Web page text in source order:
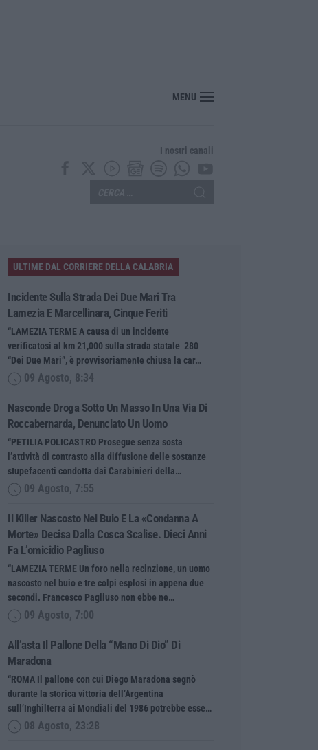
MENU
I nostri canali
ULTIME DAL CORRIERE DELLA CALABRIA
Incidente Sulla Strada Dei Due Mari Tra
Lamezia E Marcellinara, Cinque Feriti
“LAMEZIA TERME A causa di un incidente
verificatosi al km 21,000 sulla strada statale 280
“Dei Due Mari”, è provvisoriamente chiusa la car…
09 Agosto, 8:34
Nasconde Droga Sotto Un Masso In Una Via Di
Roccabernarda, Denunciato Un Uomo
“PETILIA POLICASTRO Prosegue senza sosta
l’attività di contrasto alla diffusione delle sostanze
stupefacenti condotta dai Carabinieri della…
09 Agosto, 7:55
Il Killer Nascosto Nel Buio E La «condanna A
Morte» Decisa Dalla Cosca Scalise. Dieci Anni
Fa L’omicidio Pagliuso
“LAMEZIA TERME Un foro nella recinzione, un uomo
nascosto nel buio e tre colpi esplosi in appena due
secondi. Francesco Pagliuso non ebbe ne…
09 Agosto, 7:00
All’asta Il Pallone Della “mano Di Dio” Di
Maradona
“ROMA Il pallone con cui Diego Maradona segnò
durante la storica vittoria dell’Argentina
sull’Inghilterra ai Mondiali del 1986 potrebbe esse…
08 Agosto, 23:28